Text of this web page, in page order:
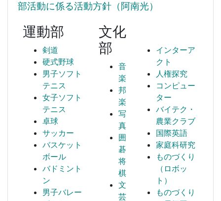
部活動に係る活動方針（阿南光）
運動部
剣道
硬式野球
男子ソフト
テニス
女子ソフト
テニス
卓球
サッカー
バスケット
ボール
バドミント
ン
男子バレー
文化
部
音
楽
邦
楽
写
真
囲
碁
将
棋
文
芸
インターア
クト
人権探究
コンピュー
ター
バイテク・
農業クラブ
国際英語
家庭科研究
ものづくり
（ロボッ
ト）
ものづくり